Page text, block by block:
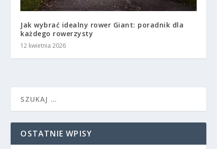
Jak wybrać idealny rower Giant: poradnik dla
każdego rowerzysty
12 kwietnia 2026
OSTATNIE WPISY